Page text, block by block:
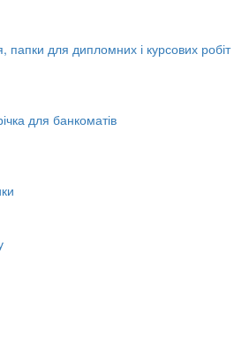
папки для дипломних і курсових робіт
для банкоматів